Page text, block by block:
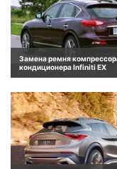
Замена ремня
кондиционера Infiniti EX